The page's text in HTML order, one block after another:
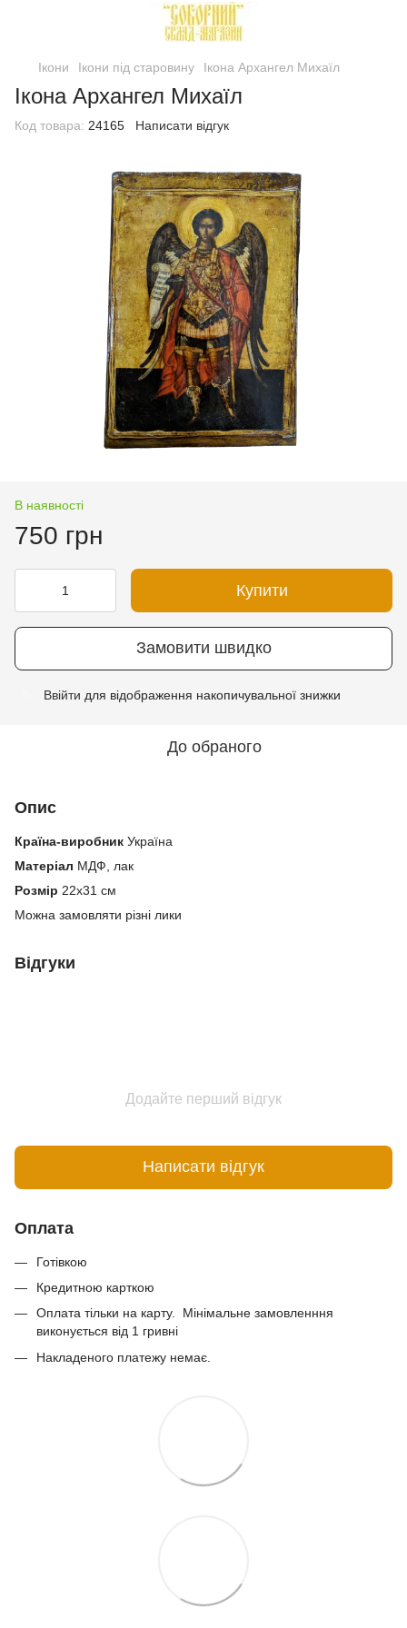
Ікони Ікони під старовину Ікона Архангел Михаїл
Ікона Архангел Михаїл
Код товара: 24165 Написати відгук
В наявності
750 грн
Купити
Замовити швидко
Ввійти для відображення накопичувальної знижки
До обраного
Опис
Країна-виробник Україна
Матеріал МДФ, лак
Розмір 22х31 см
Можна замовляти різні лики
Відгуки
Додайте перший відгук
Написати відгук
Оплата
Готівкою
Кредитною карткою
Оплата тільки на карту. Мінімальне замовленння
виконується від 1 гривні
Накладеного платежу немає.